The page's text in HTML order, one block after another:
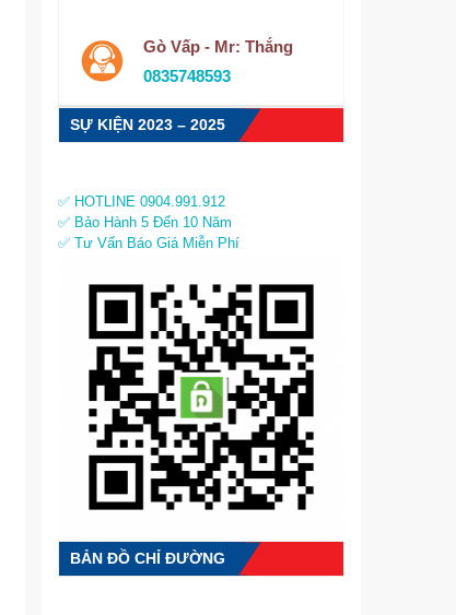
Gò Vấp - Mr: Thắng
0835748593
SỰ KIỆN 2023 – 2025
✅ HOTLINE 0904.991.912
✅ Bảo Hành 5 Đến 10 Năm
✅ Tư Vấn Báo Giá Miễn Phí
BẢN ĐỒ CHỈ ĐƯỜNG